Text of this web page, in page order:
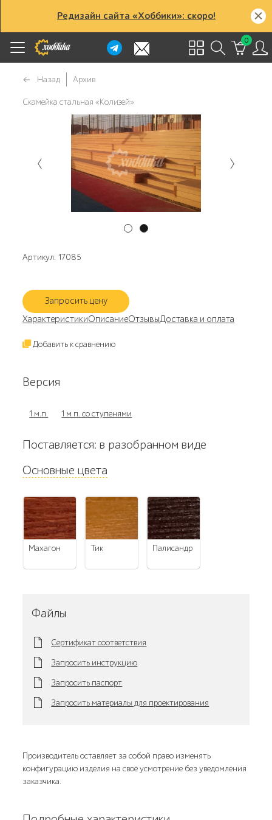
Редизайн сайта «Хоббики»: скоро!
0
Назад Архив
Скамейка стальная «Колизей»
Артикул: 17085
Запросить цену
ХарактеристикиОписаниеОтзывыДоставка и оплата
Добавить к сравнению
Версия
1 м.п. 1 м п. со ступенями
Поставляется: в разобранном виде
Основные цвета
махагон тик палисандр
Файлы
Сертификат соответствия
Запросить инструкцию
Запросить паспорт
Запросить материалы для проектирования
Производитель оставляет за собой право изменять
конфигурацию изделия на своё усмотрение без уведомления
заказчика.